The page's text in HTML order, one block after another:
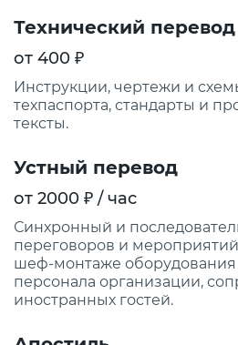
Технический перевод
от 400 ₽
Инструкции, чертежи и
техпаспорта, стандарты и
тексты.
Устный перевод
от 2000 ₽ / час
Синхронный и
переговоров и
шеф-монтаже
персонала организации,
иностранных гостей.